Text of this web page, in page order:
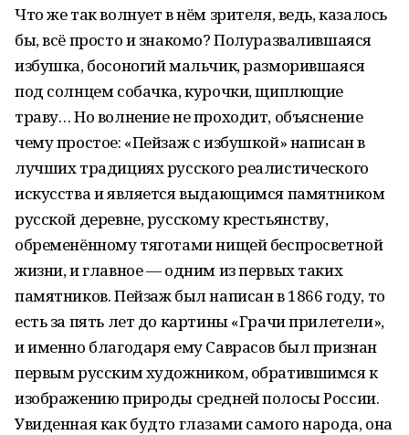
Что же так волнует в нём зрителя, ведь, казалось
бы, всё просто и знакомо? Полуразвалившаяся
избушка, босоногий мальчик, разморившаяся
под солнцем собачка, курочки, щиплющие
траву… Но волнение не проходит, объяснение
чему простое: «Пейзаж с избушкой» написан в
лучших традициях русского реалистического
искусства и является выдающимся памятником
русской деревне, русскому крестьянству,
обременённому тяготами нищей беспросветной
жизни, и главное — одним из первых таких
памятников. Пейзаж был написан в 1866 году, то
есть за пять лет до картины «Грачи прилетели»,
и именно благодаря ему Саврасов был признан
первым русским художником, обратившимся к
изображению природы средней полосы России.
Увиденная как будто глазами самого народа, она